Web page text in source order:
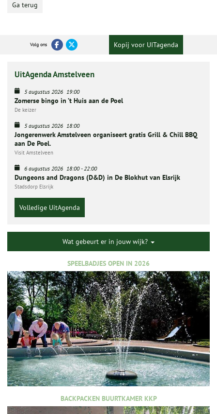
Ga terug
Volg ons Kopij voor UITagenda
UitAgenda Amstelveen
5 augustus 2026 19:00
Zomerse bingo in ’t Huis aan de Poel
De keizer
5 augustus 2026 18:00
Jongerenwerk Amstelveen organiseert gratis Grill & Chill BBQ
aan De Poel.
Visit Amstelveen
6 augustus 2026 18:00-22:00
Dungeons and Dragons (D&D) in De Blokhut van Elsrijk
Stadsdorp Elsrijk
Volledige UitAgenda
Wat gebeurt er in jouw wijk?
SPEELBADJES OPEN IN 2026
BACKPACKEN BUURTKAMER KKP